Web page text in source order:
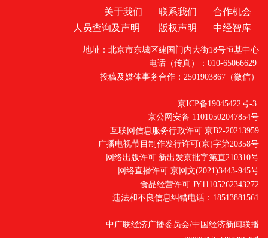
关于我们 联系我们
合作机会
人员查询及声明
版权声明 中经智库
地址：北京市东城区建国门内大街18号恒基中心
电话（传真）：010-65066629
投稿及媒体事务合作：2501903867（微信）
京ICP备19045422号-3
京公网安备 11010502047854号
互联网信息服务行政许可 京B2-20213959
广播电视节目制作发行许可(京)字第20358号
网络出版许可 新出发京批字第直210310号
网络直播许可 京网文(2021)3443-945号
食品经营许可 JY11105262343272
违法和不良信息纠错电话：18513881561
中广联经济广播委员会/中国经济新闻联播